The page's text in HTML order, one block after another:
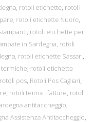
, rotoli etichette, rotoli
, rotoli etichette Nuoro,
, rotoli etichette per
in Sardegna, rotoli
, rotoli etichette Sassari,
, rotoli etichette
rotoli pos, Rotoli Pos Cagliari,
, rotoli termici fatture, rotoli
antitaccheggio,
Assistenza Antitaccheggio,